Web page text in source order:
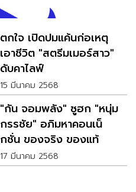
ตกใจ เปิดปมแค้นก่อเหตุ
เอาชีวิต "สตรีมเมอร์สาว"
ดับคาไลฟ์
15 มีนาคม 2568
"กัน จอมพลัง" ซูฮก "หนุ่ม
กรรชัย" อภิมหาคอนเน็
กชั่น ของจริง ของแท้
17 มีนาคม 2568